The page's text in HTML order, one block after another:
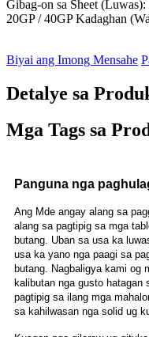
Gibag-on sa Sheet (Luwas):
20GP / 40GP Kadaghan
Biyai ang Imong Mensahe
Detalye sa
Mga Tags sa
Panguna nga
Ang Mde angay alang sa
alang sa pagtipig sa mga
butang. Uban sa usa ka
usa ka yano nga paagi sa
butang. Nagbaligya kami og
kalibutan nga gusto hatagan
pagtipig sa ilang mga
sa kahilwasan nga solid ug